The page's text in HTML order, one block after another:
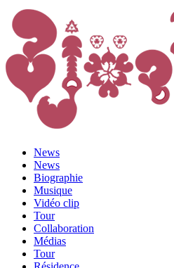
News
News
Biographie
Musique
Vidéo clip
Tour
Collaboration
Médias
Tour